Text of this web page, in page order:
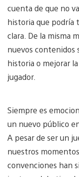
cuenta de que no
historia que podría
clara. De la misma
nuevos contenidos
historia o mejorar
jugador.
Siempre es
un nuevo público
A pesar de ser un
nuestros
convenciones han